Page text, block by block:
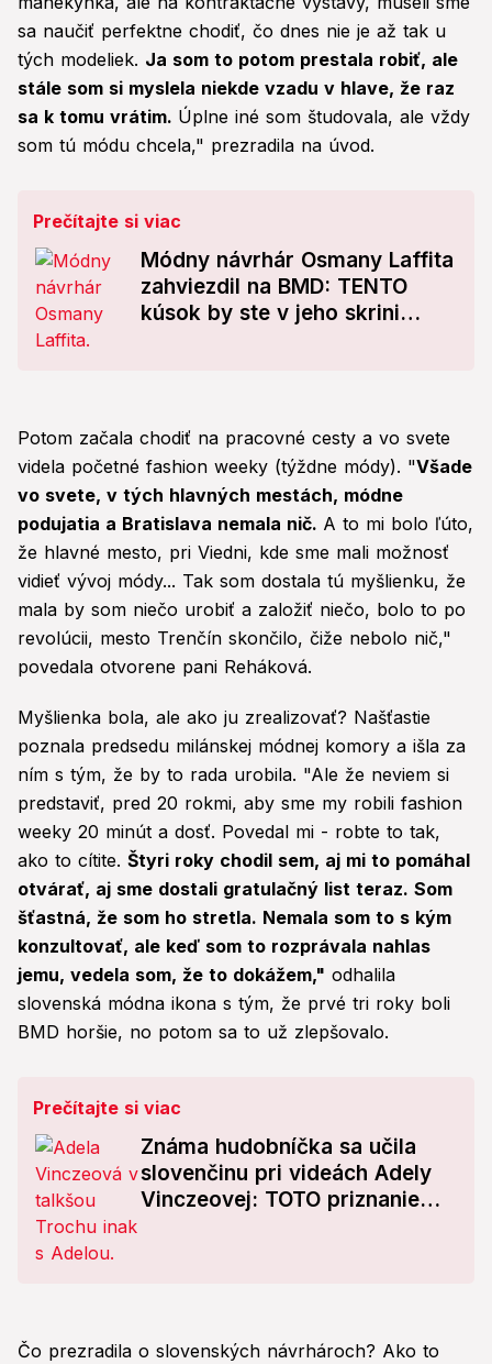
sa naučiť perfektne chodiť, čo dnes nie je až tak u
tých modeliek. Ja som to potom prestala robiť, ale
stále som si myslela niekde vzadu v hlave, že raz
sa k tomu vrátim. Úplne iné som študovala, ale vždy
som tú módu chcela," prezradila na úvod.
Prečítajte si viac
Módny návrhár Osmany Laffita
zahviezdil na BMD: TENTO
kúsok by ste v jeho skrini
Potom začala chodiť na pracovné cesty a vo svete
videla početné fashion weeky (týždne módy). "Všade
vo svete, v tých hlavných mestách, módne
podujatia a Bratislava nemala nič. A to mi bolo ľúto,
že hlavné mesto, pri Viedni, kde sme mali možnosť
vidieť vývoj módy... Tak som dostala tú myšlienku, že
mala by som niečo urobiť a založiť niečo, bolo to po
revolúcii, mesto Trenčín skončilo, čiže nebolo nič,"
povedala otvorene pani Reháková.
Myšlienka bola, ale ako ju zrealizovať? Našťastie
poznala predsedu milánskej módnej komory a išla za
ním s tým, že by to rada urobila. "Ale že neviem si
predstaviť, pred 20 rokmi, aby sme my robili fashion
weeky 20 minút a dosť. Povedal mi - robte to tak,
ako to cítite. Štyri roky chodil sem, aj mi to pomáhal
otvárať, aj sme dostali gratulačný list teraz. Som
šťastná, že som ho stretla. Nemala som to s kým
konzultovať, ale keď som to rozprávala nahlas
jemu, vedela som, že to dokážem," odhalila
slovenská módna ikona s tým, že prvé tri roky boli
BMD horšie, no potom sa to už zlepšovalo.
Prečítajte si viac
Známa hudobníčka sa učila
slovenčinu pri videách Adely
Vinczeovej: TOTO priznanie
Čo prezradila o slovenských návrhároch? Ako to